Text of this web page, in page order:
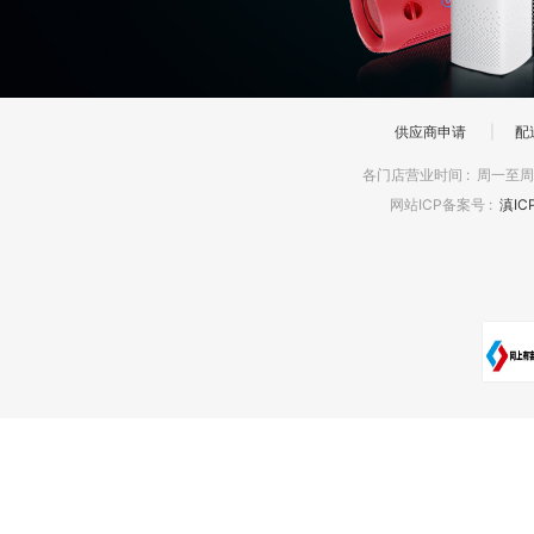
供应商申请 配
各门店营业时间 : 周一至
网站ICP备案号 : 滇